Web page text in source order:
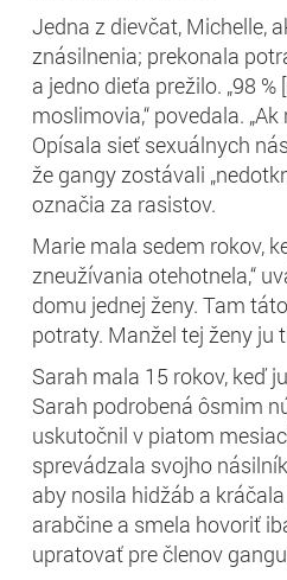
Jedna z dievčat, Michelle,
znásilnenia; prekonala
a jedno dieťa prežilo. „98
moslimovia,“ povedala.
Opísala sieť sexuálnych
že gangy zostávali
označia za rasistov.
Marie mala sedem rokov,
zneužívania otehotnela,“
domu jednej ženy. Tam
potraty. Manžel tej ženy ju
Sarah mala 15 rokov, keď
Sarah podrobená ôsmim
uskutočnil v piatom
sprevádzala svojho
aby nosila hidžáb a
arabčine a smela hovoriť
upratovať pre členov